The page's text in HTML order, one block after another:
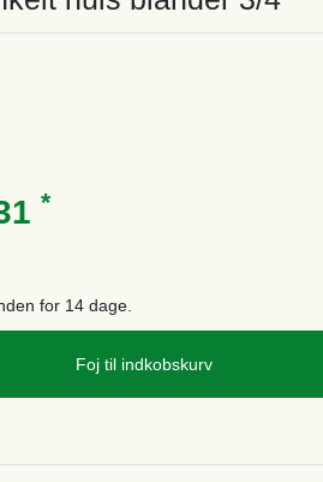
*
for 14 dage.
Foj til indkobskurv